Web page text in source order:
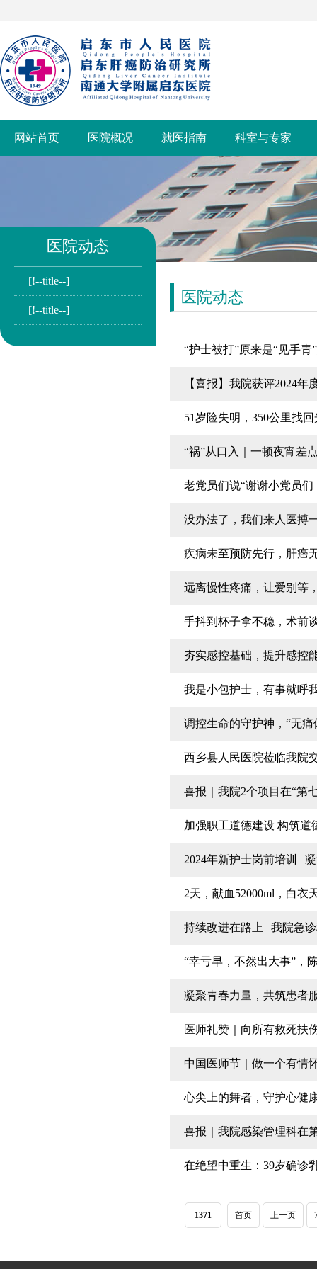
网站首页 医院概况 就医指南 科室与专家
医院动态
[!--title--]
[!--title--]
医院动态
“护士被打”原来是“见手青
【喜报】我院获评2024
51岁险失明，350公里找
“祸”从口入｜一顿夜宵差
老党员们说“谢谢小党员们
没办法了，我们来人医搏
疾病未至预防先行，肝癌
远离慢性疼痛，让爱别等
手抖到杯子拿不稳，术前
夯实感控基础，提升感
我是小包护士，有事就
调控生命的守护神，“无
西乡县人民医院莅临我院
喜报｜我院2个项目在“第
加强职工道德建设 构筑道
2024年新护士岗前培训 |
2天，献血52000ml，白衣
持续改进在路上 | 我院急
“幸亏早，不然出大事”，
凝聚青春力量，共筑患者
医师礼赞｜向所有救死扶
中国医师节｜做一个有情
心尖上的舞者，守护心健
喜报｜我院感染管理科在
在绝望中重生：39岁确诊
1371 首页 上一页